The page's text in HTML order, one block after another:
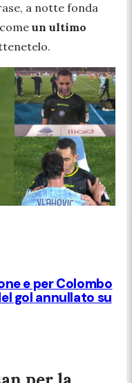
a notte fonda
un ultimo
e per Colombo
gol annullato su